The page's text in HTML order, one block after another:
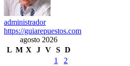
administrador
https://guiarepuestos.com
agosto 2026
L M X J V S D
1
2